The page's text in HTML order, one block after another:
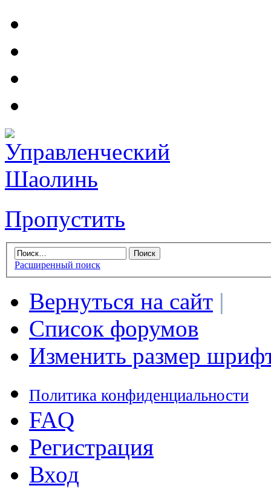
Пропустить
Расширенный поиск
Вернуться на сайт |
Список форумов
Изменить размер
Политика конфиденциальности
FAQ
Регистрация
Вход